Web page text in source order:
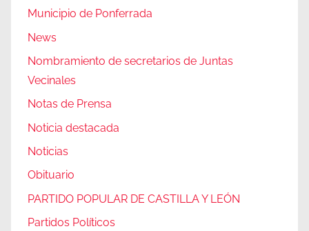
Municipio de Ponferrada
News
Nombramiento de secretarios de Juntas
Vecinales
Notas de Prensa
Noticia destacada
Noticias
Obituario
PARTIDO POPULAR DE CASTILLA Y LEÓN
Partidos Políticos